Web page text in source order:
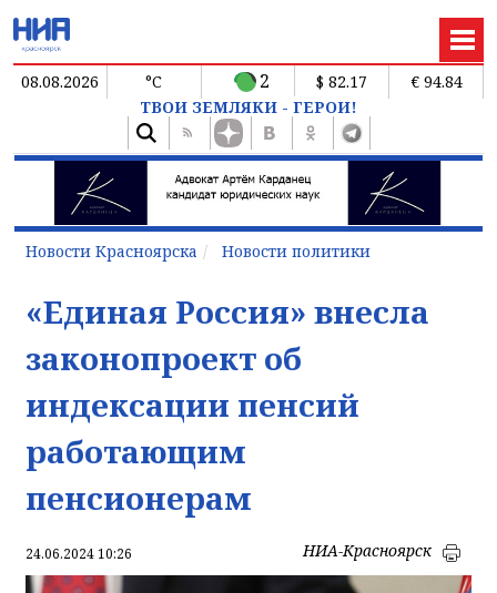
08.08.2026 °C 2 $ 82.17
€ 94.84
ТВОИ ЗЕМЛЯКИ - ГЕРОИ!
Новости Красноярска Новости политики
«Единая Россия» внесла
законопроект об
индексации пенсий
работающим
пенсионерам
24.06.2024 10:26 НИА-Красноярск